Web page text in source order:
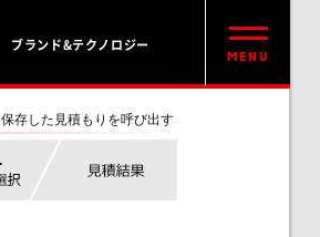
ブランド&テクノロジー
保存した見積もりを呼び出す